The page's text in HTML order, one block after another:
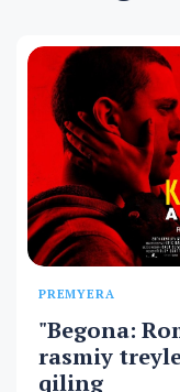
PREMYERA
"Begona:
rasmiy
qiling